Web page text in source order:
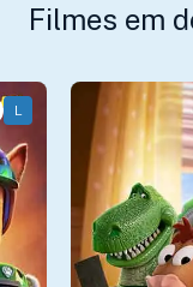
Filmes em
L Animação,